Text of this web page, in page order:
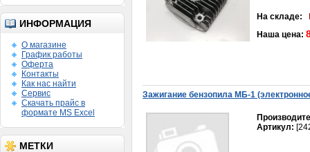
ИНФОРМАЦИЯ
О магазине
График работы
Оферта
Контакты
Как нас найти
Сервис
Скачать прайс в
формате MS Excel
МЕТКИ
На складе:
Наша цена:
Зажигание бензопила МБ-1
Артикул: